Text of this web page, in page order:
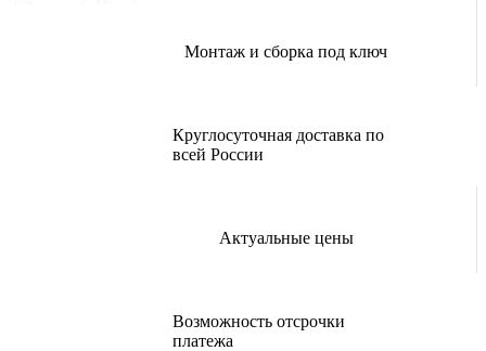
Монтаж и сборка под ключ
Круглосуточная доставка по
всей России
Актуальные цены
Возможность отсрочки
платежа